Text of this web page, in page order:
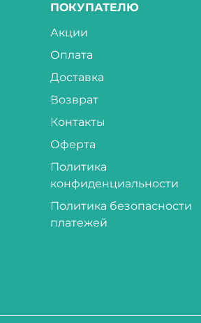
ПОКУПАТЕЛЮ
Акции
Оплата
Доставка
Возврат
Контакты
Оферта
Политика
конфиденциальности
Политика безопасности
платежей